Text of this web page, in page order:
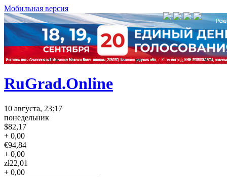
Мобильная версия
RuGrad.Online
10 августа, 23:17
понедельник
$82,17
+ 0,00
€94,84
+ 0,00
zł22,01
+ 0,00